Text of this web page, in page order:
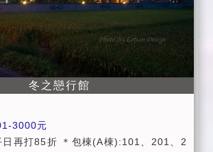
冬之戀行館
3000元
日再打85折 ＊包棟(A棟):101、201、2